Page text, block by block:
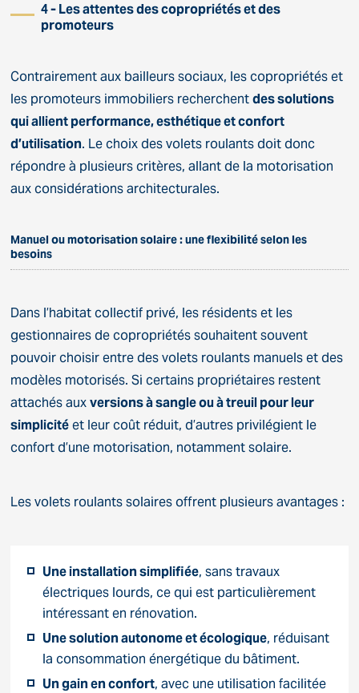
4 - Les attentes des copropriétés et des
promoteurs
Contrairement aux bailleurs sociaux, les copropriétés et
les promoteurs immobiliers recherchentdes solutions
qui allient performance, esthétique et confort
d’utilisation. Le choix des volets roulants doit donc
répondre à plusieurs critères, allant de la motorisation
aux considérations architecturales.
Manuel ou motorisation solaire : une flexibilité selon les
besoins
Dans l’habitat collectif privé, les résidents et les
gestionnaires de copropriétés souhaitent souvent
pouvoir choisir entre des volets roulants manuels et des
modèles motorisés. Si certains propriétaires restent
attachés auxversions à sangle ou à treuil pour leur
simplicitéet leur coût réduit, d’autres privilégient le
confort d’une motorisation, notamment solaire.
Les volets roulants solaires offrent plusieurs avantages :
Une installation simplifiée, sans travaux
électriques lourds, ce qui est particulièrement
intéressant en rénovation.
Une solution autonome et écologique, réduisant
la consommation énergétique du bâtiment.
Un gain en confort, avec une utilisation facilitée